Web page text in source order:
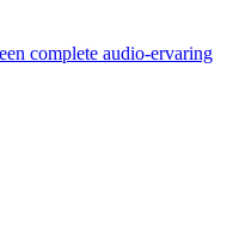
complete audio-ervaring